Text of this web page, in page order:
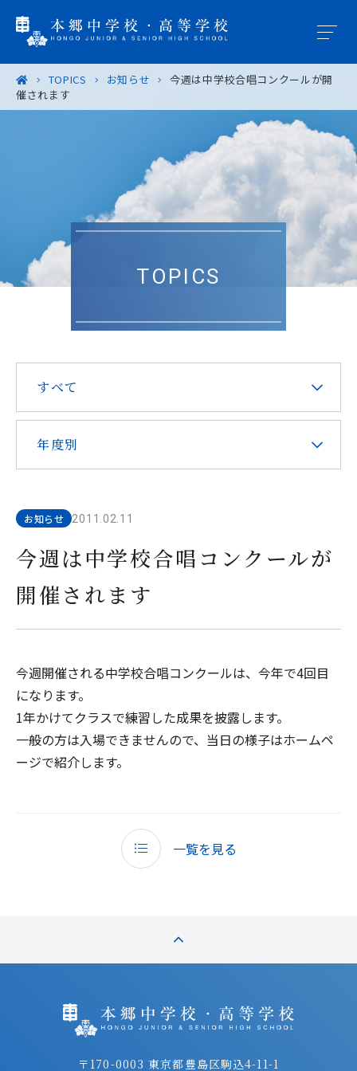
学園概要
入試案内
進路・進学
卒業生の皆様へ
在校生・保護者の皆様へ
お問い合わせ
教職員採用 求人情報配信登録
リンク
このサイトについて
TOPICS お知らせ
今週は中学校合唱コンクールが開
催されます
TOPICS
すべて
年度別
お知らせ 2011.02.11
今週は中学校合唱コンクールが
開催されます
今週開催される中学校合唱コンクールは、今年で4回目
になります。
1年かけてクラスで練習した成果を披露します。
一般の方は入場できませんので、当日の様子はホームペ
ージで紹介します。
一覧を見る
〒170-0003 東京都豊島区駒込4-11-1